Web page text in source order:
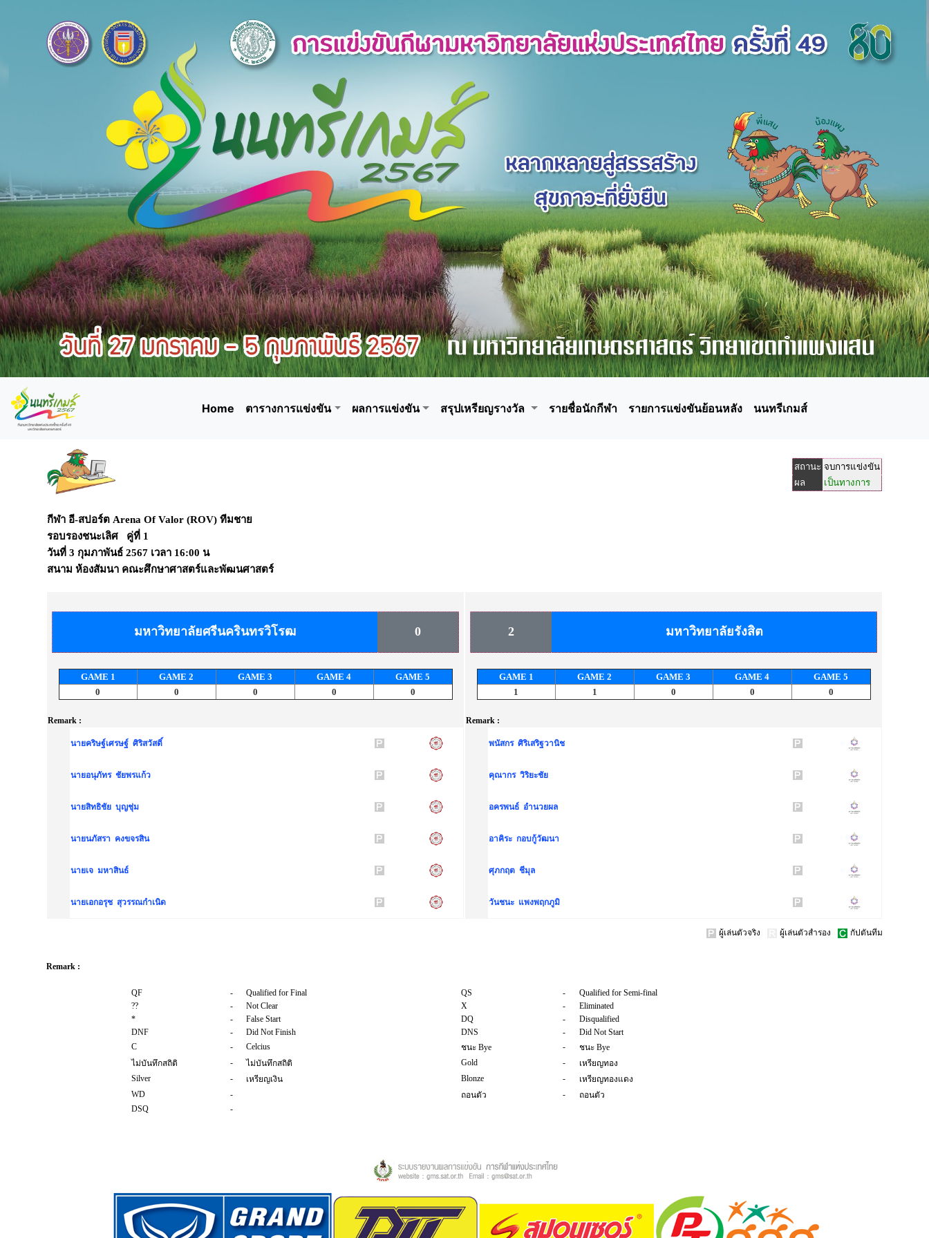
Home ตารางการแข่งขัน ผลการแข่งขัน สรุปเหรียญรางวัล รายชื่อนักกีฬา รายการแข่งขันย้อนหลัง นนทรีเกมส์
สถานะ จบการแข่งขัน
ผล
เป็นทางการ
กีฬา อี-สปอร์ต Arena Of Valor (ROV) ทีมชาย
รอบรองชนะเลิศ คู่ที่ 1
วันที่ 3 กุมภาพันธ์ 2567 เวลา 16:00 น
สนาม ห้องสัมนา คณะศึกษาศาสตร์และพัฒนศาสตร์
มหาวิทยาลัยศรีนครินทรวิโรฒ 0
GAME 1 GAME 2 GAME 3 GAME 4 GAME 5
0
0 0 0 0
Remark :
นายคริษฐ์เศรษฐ์ ศิริสวัสดิ์
นายอนุภัทร ชัยพรแก้ว
นายสิทธิชัย บุญชุ่ม
นายนภัสรา คงขจรสิน
นายเจ มหาสินธ์
นายเอกอรุช สุวรรณกำเนิด
2 มหาวิทยาลัยรังสิต
GAME 1 GAME 2 GAME 3 GAME 4 GAME 5
1
1 0 0 0
Remark :
พนัสกร ศิริเสริฐวานิช
คุณากร วิริยะชัย
อครพนธ์ อำนวยผล
อาคิระ กอบกู้วัฒนา
ศุภกฤต ชีมุล
วันชนะ แพงพฤกภูมิ
ผู้เล่นตัวจริง ผู้เล่นตัวสำรอง กัปตันทีม
Remark :
QF - Qualified for Final QS -
Qualified for Semi-final
??
- Not Clear X -
Eliminated
*
- False Start DQ -
Disqualified
DNF
- Did Not Finish DNS -
Did Not Start
C
- Celcius ชนะ Bye -
ชนะ Bye
ไม่บันทึกสถิติ
- ไม่บันทึกสถิติ Gold -
เหรียญทอง
Silver
- เหรียญเงิน Blonze -
เหรียญทองแดง
WD
- ถอนตัว -
ถอนตัว
DSQ
-